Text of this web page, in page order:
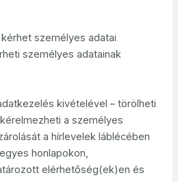
személyes adatai
személyes adatainak
kivételével – törölheti
a személyes
a hírlevelek láblécében
honlapokon,
elérhetőség(ek)en és